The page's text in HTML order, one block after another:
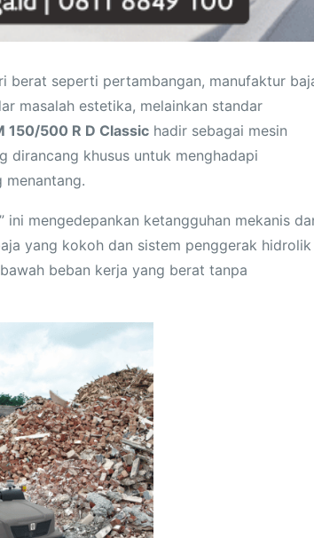
berat seperti pertambangan, manufaktur
masalah estetika, melainkan standar
150/500 R D Classic hadir sebagai mesin
dirancang khusus untuk menghadapi
ini mengedepankan ketangguhan mekanis
yang kokoh dan sistem penggerak hidrolik
beban kerja yang berat tanpa